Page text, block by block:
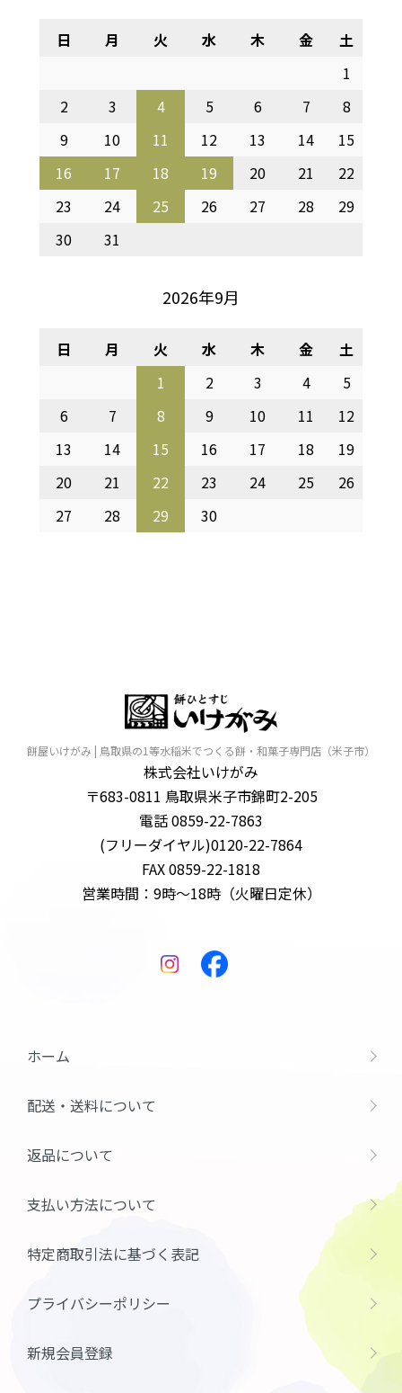
日 月 火 水 木 金
土
1
2
3 4 5 6 7
8
9
10 11 12 13 14
15
16
17 18 19 20 21
22
23
24 25 26 27 28
29
30
31
2026年9月
日 月 火 水 木 金
土
1
2 3 4
5
6
7 8 9 10 11
12
13
14 15 16 17 18
19
20
21 22 23 24 25
26
27
28 29 30
餅屋いけがみ | 鳥取県の1等水稲米でつくる餅・和菓子専門店（米子市）
株式会社いけがみ
〒683-0811 鳥取県米子市錦町2-205
電話 0859-22-7863
(フリーダイヤル)0120-22-7864
FAX 0859-22-1818
営業時間：9時～18時（火曜日定休）
ホーム
配送・送料について
返品について
支払い方法について
特定商取引法に基づく表記
プライバシーポリシー
新規会員登録